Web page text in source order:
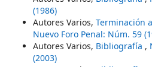
(1986)
Autores Varios, Terminación
Nuevo Foro Penal: Núm. 59
Autores Varios, Bibliografía ,
(2003)